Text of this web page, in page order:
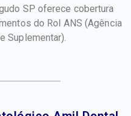
SP oferece cobertura
do Rol ANS (Agência
Suplementar).